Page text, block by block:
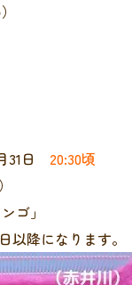
31日 20:30頃
ゴ」
以降になります。